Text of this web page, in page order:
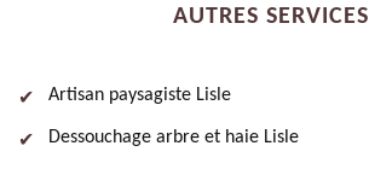
AUTRES SERVICES
Artisan paysagiste Lisle
Dessouchage arbre et haie Lisle